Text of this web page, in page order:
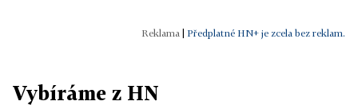
Předplatné HN+ je zcela bez reklam.
Vybíráme z HN